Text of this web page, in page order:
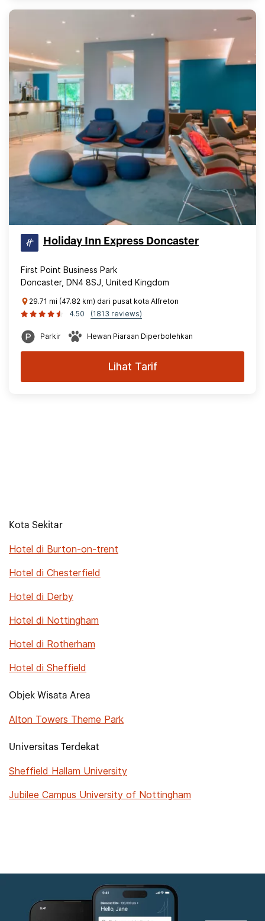
Holiday Inn Express Doncaster
First Point Business Park
Doncaster, DN4 8SJ, United Kingdom
29.71 mi (47.82 km) dari pusat kota Alfreton
4.50
(1813 reviews)
Parkir Hewan Piaraan Diperbolehkan
Lihat Tarif
Kota Sekitar
Hotel di Burton-on-trent
Hotel di Chesterfield
Hotel di Derby
Hotel di Nottingham
Hotel di Rotherham
Hotel di Sheffield
Objek Wisata Area
Alton Towers Theme Park
Universitas Terdekat
Sheffield Hallam University
Jubilee Campus University of Nottingham